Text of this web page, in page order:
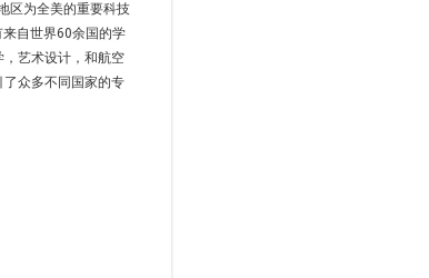
区为全美的重要科技
自世界60余国的学
艺术设计，和航空
众多不同国家的专